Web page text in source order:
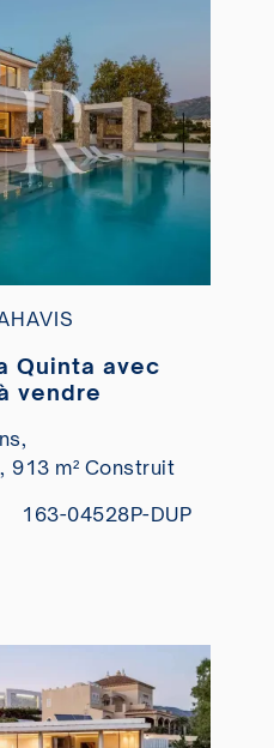
Quinta avec
vendre
913 m² Construit
163-04528P-DUP